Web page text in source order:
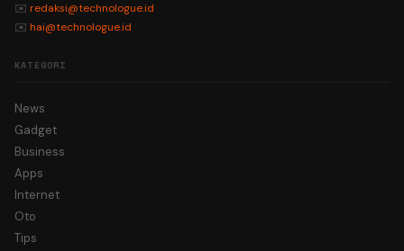
✉️ redaksi@technologue.id
✉️ hai@technologue.id
KATEGORI
News
Gadget
Business
Apps
Internet
Oto
Tips